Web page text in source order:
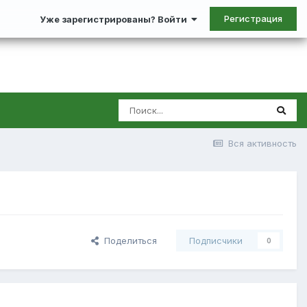
Уже зарегистрированы? Войти Регистрация
Вся активность
Поделиться Подписчики 0